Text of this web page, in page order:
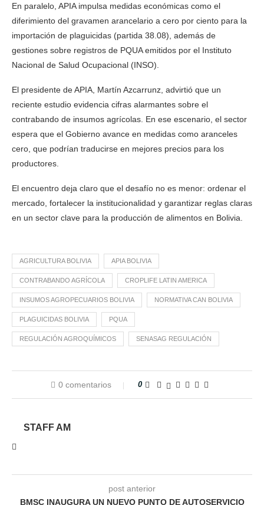
En paralelo, APIA impulsa medidas económicas como el
diferimiento del gravamen arancelario a cero por ciento para la
importación de plaguicidas (partida 38.08), además de
gestiones sobre registros de PQUA emitidos por el Instituto
Nacional de Salud Ocupacional (INSO).
El presidente de APIA, Martín Azcarrunz, advirtió que un
reciente estudio evidencia cifras alarmantes sobre el
contrabando de insumos agrícolas. En ese escenario, el sector
espera que el Gobierno avance en medidas como aranceles
cero, que podrían traducirse en mejores precios para los
productores.
El encuentro deja claro que el desafío no es menor: ordenar el
mercado, fortalecer la institucionalidad y garantizar reglas claras
en un sector clave para la producción de alimentos en Bolivia.
AGRICULTURA BOLIVIA APIA BOLIVIA
CONTRABANDO AGRÍCOLA CROPLIFE LATIN AMERICA
INSUMOS AGROPECUARIOS BOLIVIA NORMATIVA CAN BOLIVIA
PLAGUICIDAS BOLIVIA PQUA
REGULACIÓN AGROQUÍMICOS SENASAG REGULACIÓN
0 comentarios 0
STAFF AM
post anterior
BMSC INAUGURA UN NUEVO PUNTO DE AUTOSERVICIO